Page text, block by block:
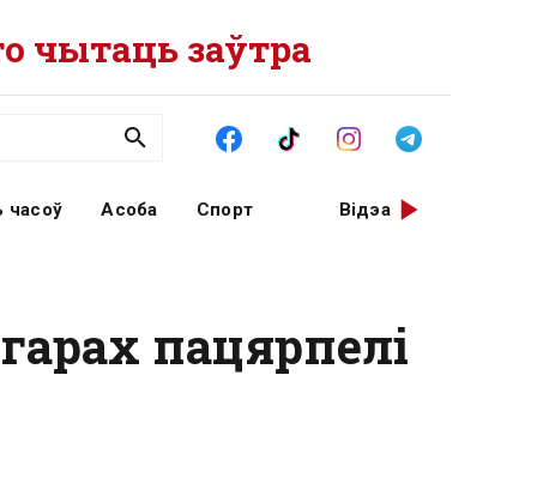
чытаць заўтра
часоў Асоба Спорт Відэа
пацярпелі